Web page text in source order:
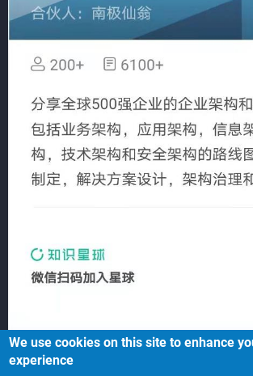
We use cookies on this site to enhance
experience